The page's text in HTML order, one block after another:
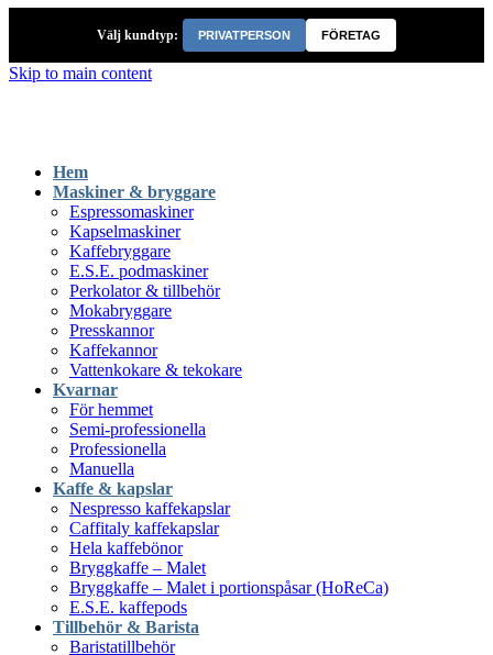
Välj kundtyp: PRIVATPERSON FÖRETAG
Skip to main content
Hem
Maskiner & bryggare
Espressomaskiner
Kapselmaskiner
Kaffebryggare
E.S.E. podmaskiner
Perkolator & tillbehör
Mokabryggare
Presskannor
Kaffekannor
Vattenkokare & tekokare
Kvarnar
För hemmet
Semi-professionella
Professionella
Manuella
Kaffe & kapslar
Nespresso kaffekapslar
Caffitaly kaffekapslar
Hela kaffebönor
Bryggkaffe – Malet
Bryggkaffe – Malet i portionspåsar (HoReCa)
E.S.E. kaffepods
Tillbehör & Barista
Baristatillbehör